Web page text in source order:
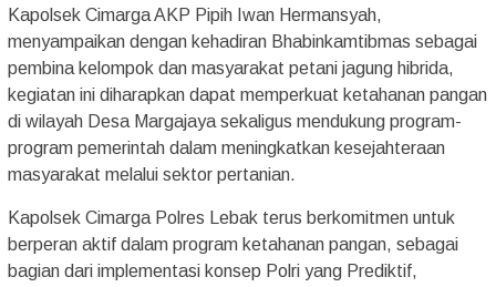
Kapolsek Cimarga AKP Pipih Iwan Hermansyah,
menyampaikan dengan kehadiran Bhabinkamtibmas sebagai
pembina kelompok dan masyarakat petani jagung hibrida,
kegiatan ini diharapkan dapat memperkuat ketahanan pangan
di wilayah Desa Margajaya sekaligus mendukung program-
program pemerintah dalam meningkatkan kesejahteraan
masyarakat melalui sektor pertanian.
Kapolsek Cimarga Polres Lebak terus berkomitmen untuk
berperan aktif dalam program ketahanan pangan, sebagai
bagian dari implementasi konsep Polri yang Prediktif,